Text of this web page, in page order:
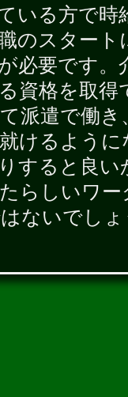
いる方で時
のスタート
必要です
資格を取
派遣で働
けるよう
すると良
らしいワ
ないでし